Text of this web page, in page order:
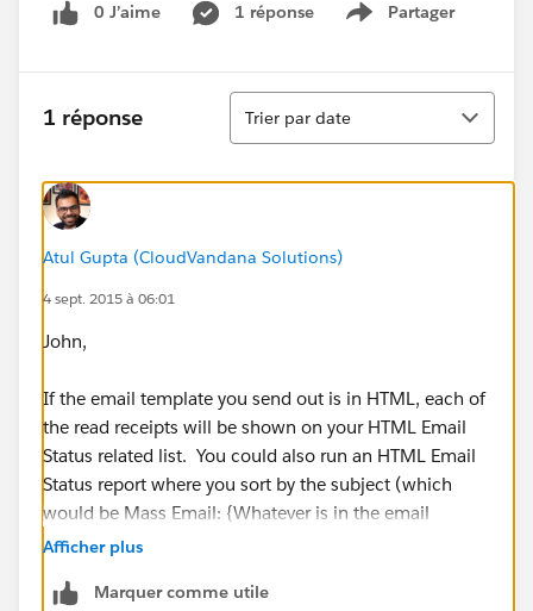
0 J’aime 1 réponse Partager
Show menu
1 réponse
Tri
Trier par date
Atul Gupta (CloudVandana Solutions)
4 sept. 2015 à 06:01
John,
If the email template you send out is in HTML, each of
the read receipts will be shown on your HTML Email
Status related list. You could also run an HTML Email
Status report where you sort by the subject (which
would be Mass Email: {Whatever is in the email
templates Description field}.
You can find out your target email ids from this report
Afficher plus
Marquer comme utile